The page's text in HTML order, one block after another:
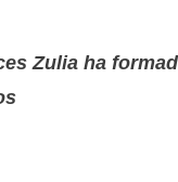
Zulia ha